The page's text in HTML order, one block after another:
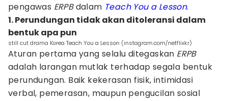
pengawas ERPBdalam Teach You a Lesson.
1. Perundungan tidak akan ditoleransi dalam
bentuk apa pun
still cut drama Korea Teach You a Lesson (instagram.com/netflixkr)
Aturan pertama yang selalu ditegaskan ERPB
adalah larangan mutlak terhadap segala bentuk
perundungan. Baik kekerasan fisik, intimidasi
verbal, pemerasan, maupun pengucilan sosial